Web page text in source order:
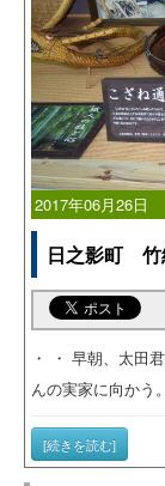
2017年06月26日
日之影町 竹
・ ・ 早朝、太田
んの実家に向か
[続きを読む]